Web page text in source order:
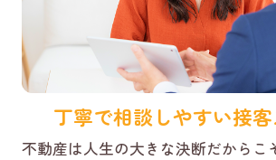
丁寧で相談しやすい接
不動産は人生の大きな決断だからこ